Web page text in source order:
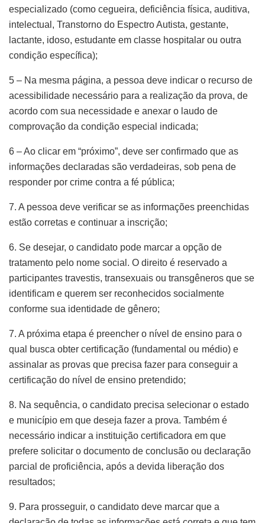
especializado (como cegueira, deficiência física, auditiva,
intelectual, Transtorno do Espectro Autista, gestante,
lactante, idoso, estudante em classe hospitalar ou outra
condição específica);
5 – Na mesma página, a pessoa deve indicar o recurso de
acessibilidade necessário para a realização da prova, de
acordo com sua necessidade e anexar o laudo de
comprovação da condição especial indicada;
6 – Ao clicar em “próximo”, deve ser confirmado que as
informações declaradas são verdadeiras, sob pena de
responder por crime contra a fé pública;
7. A pessoa deve verificar se as informações preenchidas
estão corretas e continuar a inscrição;
6. Se desejar, o candidato pode marcar a opção de
tratamento pelo nome social. O direito é reservado a
participantes travestis, transexuais ou transgêneros que se
identificam e querem ser reconhecidos socialmente
conforme sua identidade de gênero;
7. A próxima etapa é preencher o nível de ensino para o
qual busca obter certificação (fundamental ou médio) e
assinalar as provas que precisa fazer para conseguir a
certificação do nível de ensino pretendido;
8. Na sequência, o candidato precisa selecionar o estado
e município em que deseja fazer a prova. Também é
necessário indicar a instituição certificadora em que
prefere solicitar o documento de conclusão ou declaração
parcial de proficiência, após a devida liberação dos
resultados;
9. Para prosseguir, o candidato deve marcar que a